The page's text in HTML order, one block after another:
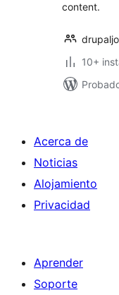
content.
10+
Acerca de
Noticias
Alojamiento
Privacidad
Aprender
Soporte